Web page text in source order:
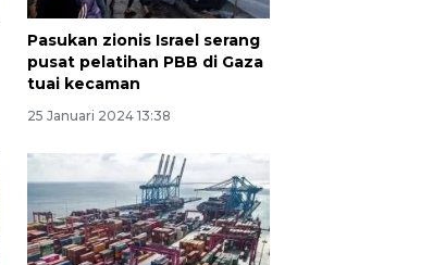
Pasukan zionis Israel serang
pusat pelatihan PBB di Gaza
tuai kecaman
25 Januari 2024 13:38